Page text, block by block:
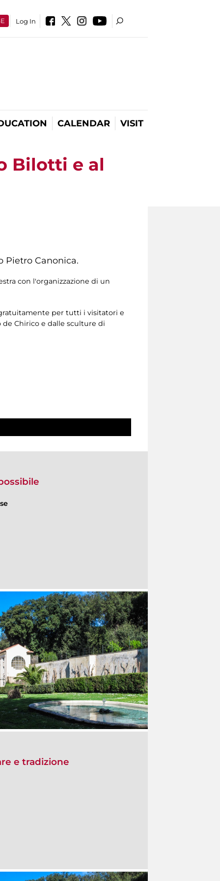
Log In
CALENDAR VISIT
Bilotti e al
Pietro Canonica.
con l'organizzazione di un
per tutti i visitatori e
Chirico e dalle sculture di
e tradizione